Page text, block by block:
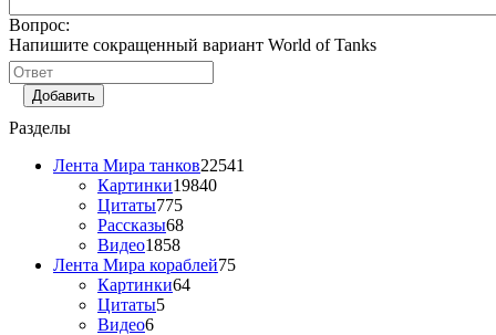
Вопрос:
Напишите сокращенный вариант World of Tanks
Добавить
Разделы
Лента Мира танков22541
Картинки19840
Цитаты775
Рассказы68
Видео1858
Лента Мира кораблей75
Картинки64
Цитаты5
Видео6